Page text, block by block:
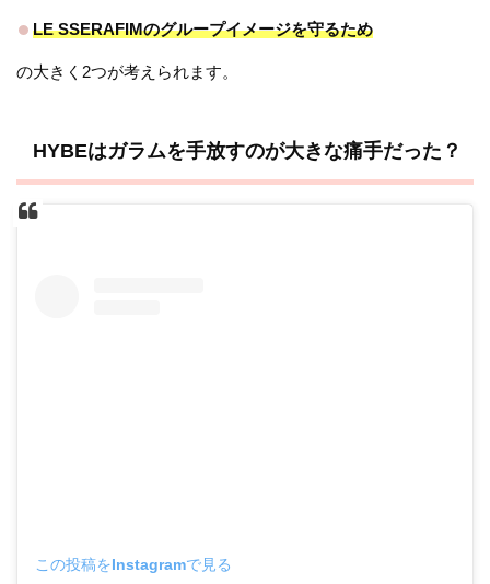
LE SSERAFIMのグループイメージを守るため
の大きく2つが考えられます。
HYBEはガラムを手放すのが大きな痛手だった？
この投稿をInstagramで見る